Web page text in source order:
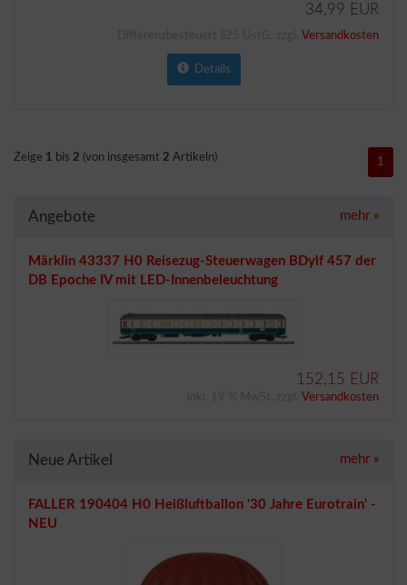
34,99 EUR
Versandkosten
Details
Zeige 1 bis 2 (von insgesamt 2 Artikeln) 1
Angebote mehr »
Märklin 43337 H0 Reisezug-Steuerwagen BDylf 457 der
DB Epoche IV mit LED-Innenbeleuchtung
152,15 EUR
Versandkosten
Neue Artikel mehr »
FALLER 190404 H0 Heißluftballon '30 Jahre Eurotrain' -
NEU